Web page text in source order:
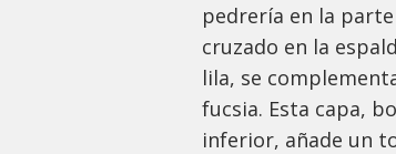
pedrería en la
cruzado en la
lila, se
fucsia. Esta capa,
inferior, añade un